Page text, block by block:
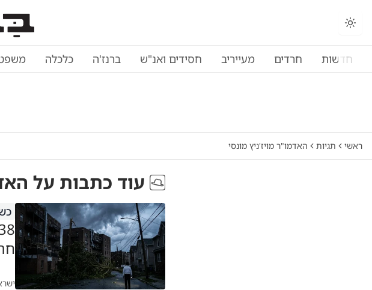
חדשות חרדים מעייריב חסידים ואנ"ש ברנז'ה כלכלה
ראשי תגיות האדמו"ר מויז'ניץ מונסי
עוד כתבות על